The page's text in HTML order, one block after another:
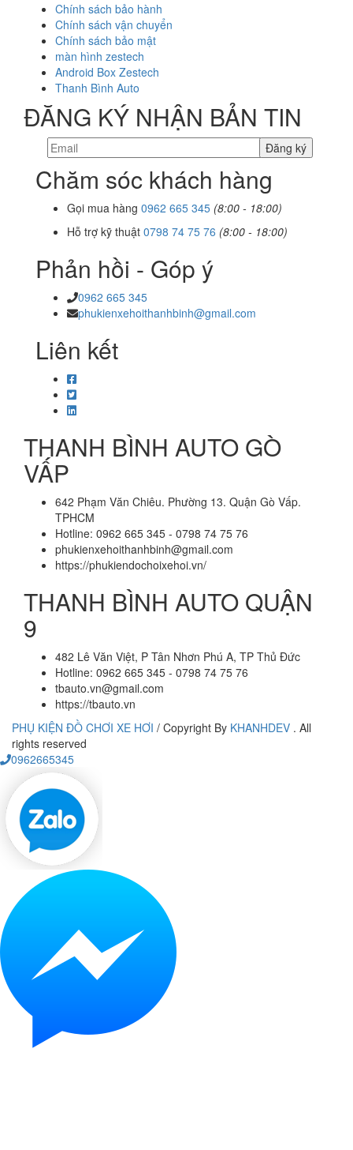
Chính sách bảo hành
Chính sách vận chuyển
Chính sách bảo mật
màn hình zestech
Android Box Zestech
Thanh Bình Auto
ĐĂNG KÝ NHẬN BẢN TIN
Chăm sóc khách hàng
Gọi mua hàng 0962 665 345 (8:00 - 18:00)
Hỗ trợ kỹ thuật 0798 74 75 76 (8:00 - 18:00)
Phản hồi - Góp ý
0962 665 345
phukienxehoithanhbinh@gmail.com
Liên kết
THANH BÌNH AUTO GÒ
VẤP
642 Phạm Văn Chiêu. Phường 13. Quận Gò Vấp.
TPHCM
Hotline: 0962 665 345 - 0798 74 75 76
phukienxehoithanhbinh@gmail.com
https://phukiendochoixehoi.vn/
THANH BÌNH AUTO QUẬN
9
482 Lê Văn Việt, P Tân Nhơn Phú A, TP Thủ Đức
Hotline: 0962 665 345 - 0798 74 75 76
tbauto.vn@gmail.com
https://tbauto.vn
PHỤ KIỆN ĐỒ CHƠI XE HƠI / Copyright By KHANHDEV . All
rights reserved
0962665345